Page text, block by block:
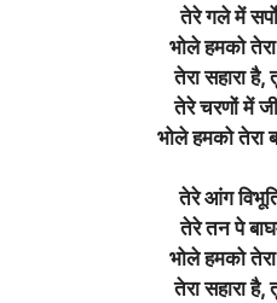
तेरे गले में
भोले हमको
तेरा सहारा है,
तेरे चरणों में
भोले हमको तेरा
तेरे आंग
तेरे तन पे
भोले हमको
तेरा सहारा है,